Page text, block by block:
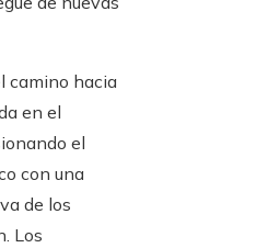
camino hacia
en el
el
con una
de los
Los